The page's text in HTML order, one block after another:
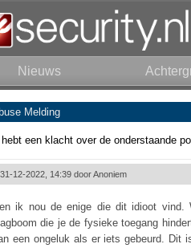
Nieuws
Melding
een klacht over de onderstaande
31-12-2022, 14:39 doorAnoniem
ik nou de enige die dit idioot vind.
die je de fysieke toegang
een ongeluk als er iets gebeurd. Dit